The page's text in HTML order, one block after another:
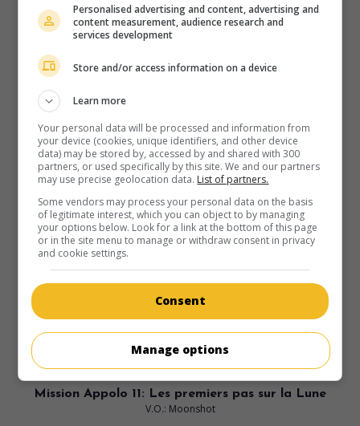
G.-B. 2010. Aventuresde Edward Hall avec Richard
Armitage,Andrew Lincoln
Durée:
90 min.
Mission Appolo 11: Les premiers pas sur la Lune
V.O.: Moonshot
Personalised advertising and content, advertising and
content measurement, audience research and
services development
Store and/or access information on a device
Learn more
Your personal data will be processed and information from
your device (cookies, unique identifiers, and other device
data) may be stored by, accessed by and shared with 300
partners, or used specifically by this site. We and our partners
may use precise geolocation data. List of partners.
Some vendors may process your personal data on the basis
of legitimate interest, which you can object to by managing
your options below. Look for a link at the bottom of this page
or in the site menu to manage or withdraw consent in privacy
and cookie settings.
Consent
Manage options